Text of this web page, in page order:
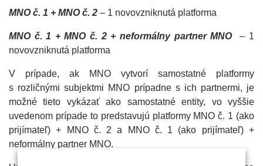
MNO č. 1 + MNO č. 2 – 1 novovzniknutá platforma
MNO č. 1 + MNO č. 2 + neformálny partner MNO– 1
novovzniknutá platforma
V prípade, ak MNO vytvorí samostatné platformy
s rozličnými subjektmi MNO prípadne s ich partnermi, je
možné tieto vykázať ako samostatné entity, vo vyššie
uvedenom prípade to predstavujú platformy MNO č. 1 (ako
prijímateľ) + MNO č. 2 a MNO č. 1 (ako prijímateľ) +
neformálny partner MNO.